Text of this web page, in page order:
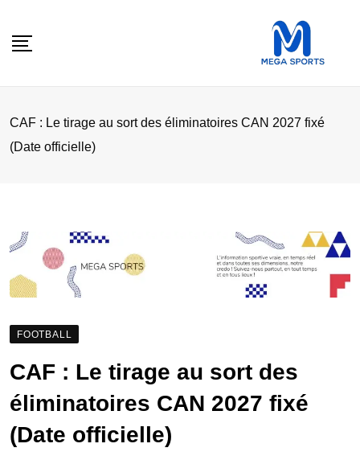
CAF : Le tirage au sort des éliminatoires CAN 2027 fixé
(Date officielle)
FOOTBALL
CAF : Le tirage au sort des
éliminatoires CAN 2027 fixé
(Date officielle)